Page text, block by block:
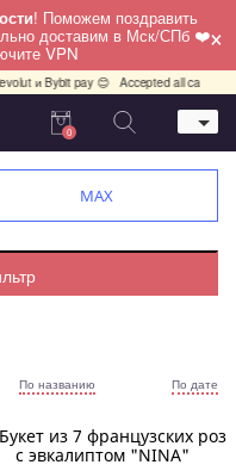
! Поможем поздравить
доставим в Мск/СПб ❤️
VPN ×
и Bybit pay 😊 Accepted all cards,
7
0
MAX
По названию По дате